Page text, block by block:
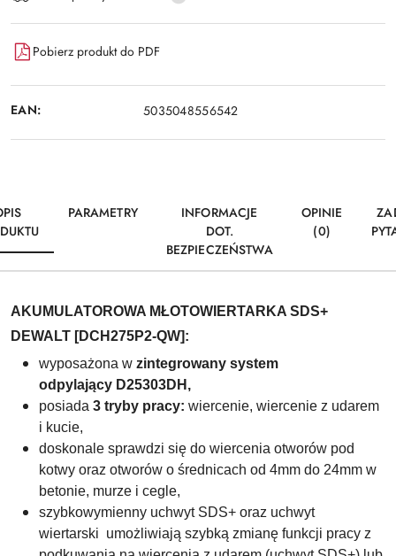
Pobierz produkt do PDF
EAN: 5035048556542
PARAMETRY
INFORMACJE
DOT.
BEZPIECZEŃSTWA
OPINIE
(0)
AKUMULATOROWA MŁOTOWIERTARKA SDS+
DEWALT [DCH275P2-QW]:
wyposażona w zintegrowany system
odpylający D25303DH,
posiada 3 tryby pracy: wiercenie, wiercenie z udarem
i kucie,
doskonale sprawdzi się do wiercenia otworów pod
kotwy oraz otworów o średnicach od 4mm do 24mm w
betonie, murze i cegle,
szybkowymienny uchwyt SDS+ oraz uchwyt
wiertarski umożliwiają szybką zmianę funkcji pracy z